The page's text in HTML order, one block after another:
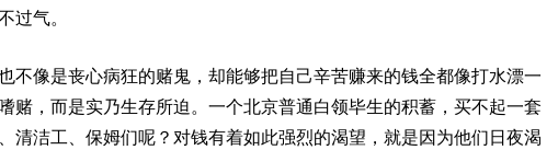
过气。
不像是丧心病狂的赌鬼，却能够把自己辛苦赚来的钱全都像打水漂一
赌，而是实乃生存所迫。一个北京普通白领毕生的积蓄，买不起一套
清洁工、保姆们呢？对钱有着如此强烈的渴望，就是因为他们日夜渴